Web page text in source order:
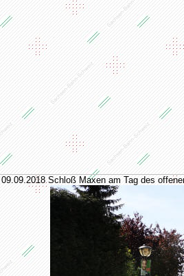
09.09.2018 Schloß Maxen am Tag des